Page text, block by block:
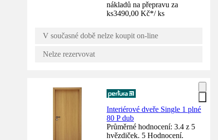
nákladů na přepravu za
ks3490,00 Kč*/ ks
V současné době nelze koupit on-line
Nelze rezervovat
Interiérové dveře Single 1 plné
80 P dub
Průměrné hodnocení: 3.4 z 5
hvězdiček. 5 Hodnocení.